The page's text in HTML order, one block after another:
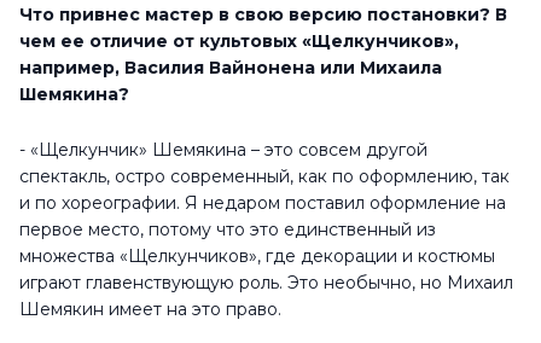
Что привнес мастер в свою версию постановки? В
чем ее отличие от культовых «Щелкунчиков»,
например, Василия Вайнонена или Михаила
Шемякина?
- «Щелкунчик» Шемякина – это совсем другой
спектакль, остро современный, как по оформлению, так
и по хореографии. Я недаром поставил оформление на
первое место, потому что это единственный из
множества «Щелкунчиков», где декорации и костюмы
играют главенствующую роль. Это необычно, но Михаил
Шемякин имеет на это право.